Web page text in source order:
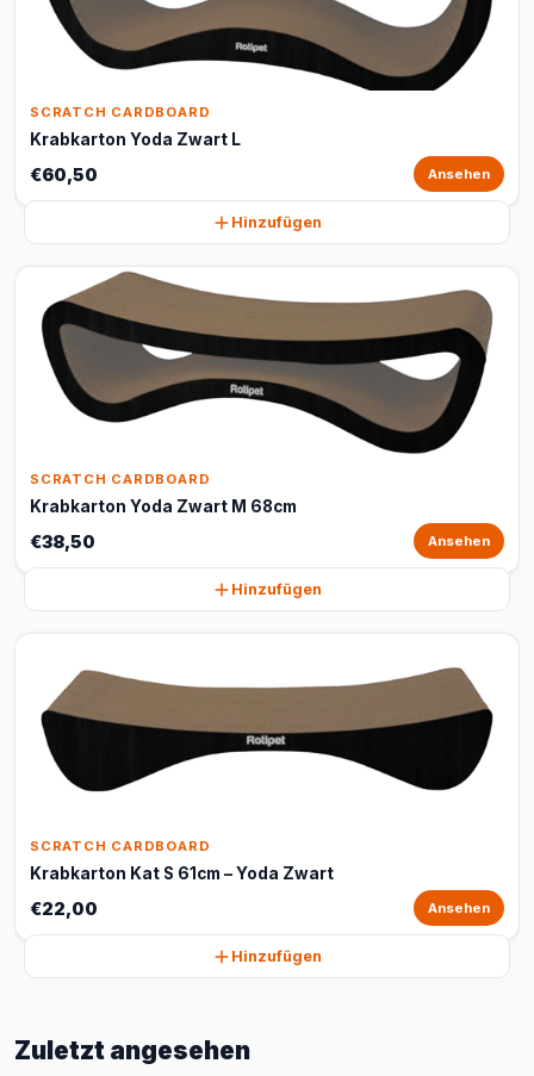
SCRATCH CARDBOARD
Krabkarton Yoda Zwart L
€60,50 Ansehen
Hinzufügen
SCRATCH CARDBOARD
Krabkarton Yoda Zwart M 68cm
€38,50 Ansehen
Hinzufügen
SCRATCH CARDBOARD
Krabkarton Kat S 61cm – Yoda Zwart
€22,00 Ansehen
Hinzufügen
Zuletzt angesehen